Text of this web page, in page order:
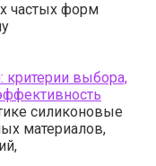
частых форм
критерии выбора,
силиконовые
материалов,